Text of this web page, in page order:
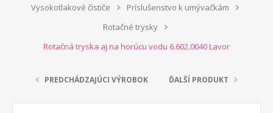
Vysokotlakové čističe
Príslušenstvo k umývačkám
Rotačné trysky
Rotačná tryska aj na horúcu vodu 6.602.0040 Lavor
PREDCHÁDZAJÚCI VÝROBOK ĎALŠÍ PRODUKT